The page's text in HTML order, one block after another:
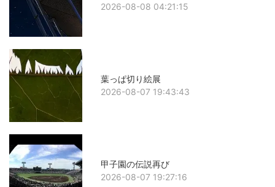
2026-08-08 04:21:15
葉っぱ切り絵展
2026-08-07 19:43:43
甲子園の伝説再び
2026-08-07 19:27:16